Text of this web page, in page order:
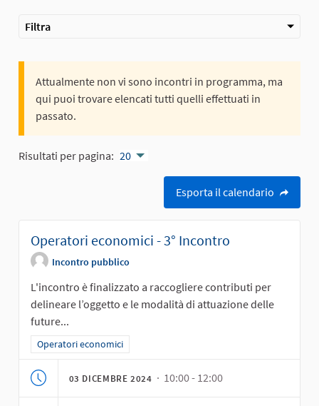
Filtra
Attualmente non vi sono incontri in programma, ma
qui puoi trovare elencati tutti quelli effettuati in
passato.
Risultati per pagina: 20
Esporta il calendario
Operatori economici - 3° Incontro
Incontro pubblico
L'incontro è finalizzato a raccogliere contributi per
delineare l’oggetto e le modalità di attuazione delle
future...
Filtra i risultati per categoria: Operatori economici
Operatori economici
03 DICEMBRE 2024 · 10:00 - 12:00